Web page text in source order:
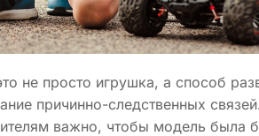
не просто игрушка, а способ
причинно-следственных
важно, чтобы модель была